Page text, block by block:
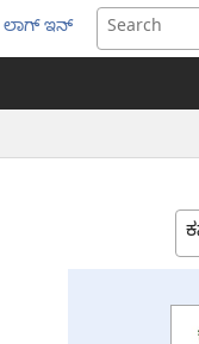
ಲಾಗ್ ಇನ್